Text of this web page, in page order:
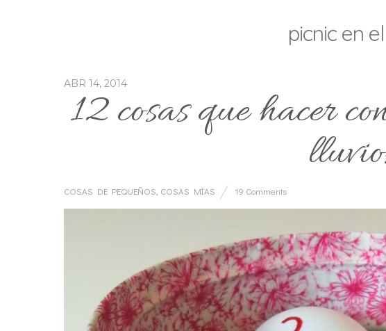
picnic en
ABR 14, 2014
12 cosas que hacer
COSAS DE PEQUEÑOS COSAS MÍAS 19 Comments